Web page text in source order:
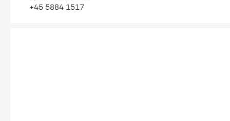
+45 5884 1517